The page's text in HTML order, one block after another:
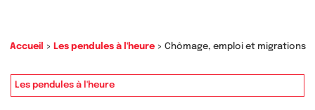
Accueil > Les pendules à l'heure> Chômage, emploi et migrations
Les pendules à l'heure